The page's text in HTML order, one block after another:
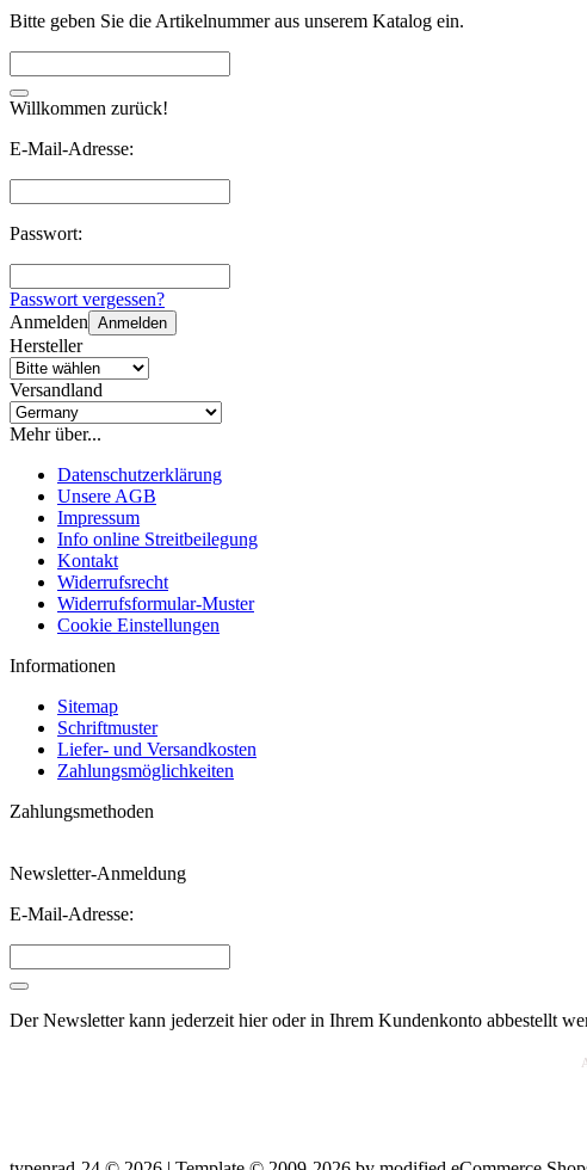
Bitte geben Sie die Artikelnummer aus unserem Katalog ein.
Willkommen zurück!
E-Mail-Adresse:
Passwort:
Passwort vergessen?
Anmelden Anmelden
Hersteller
Versandland
Mehr über...
Datenschutzerklärung
Unsere AGB
Impressum
Info online Streitbeilegung
Kontakt
Widerrufsrecht
Widerrufsformular-Muster
Cookie Einstellungen
Informationen
Sitemap
Schriftmuster
Liefer- und Versandkosten
Zahlungsmöglichkeiten
Zahlungsmethoden
Newsletter-Anmeldung
E-Mail-Adresse:
Der Newsletter kann jederzeit hier oder in Ihrem Kundenkonto abbestellt